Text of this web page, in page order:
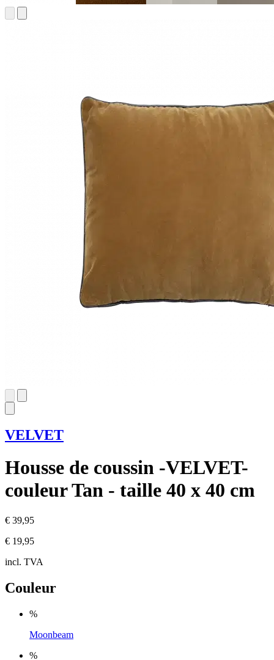
VELVET
Housse de coussin -VELVET-
couleur Tan - taille 40 x 40 cm
€ 39,95
€ 19,95
incl. TVA
Couleur
%
Moonbeam
%